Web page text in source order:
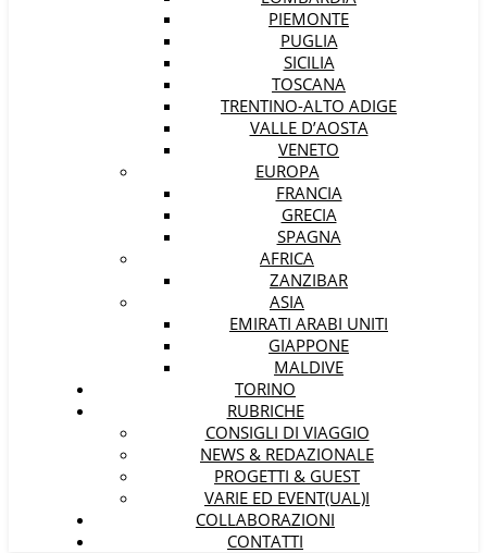
PIEMONTE
PUGLIA
SICILIA
TOSCANA
TRENTINO-ALTO ADIGE
VALLE D’AOSTA
VENETO
EUROPA
FRANCIA
GRECIA
SPAGNA
AFRICA
ZANZIBAR
ASIA
EMIRATI ARABI UNITI
GIAPPONE
MALDIVE
TORINO
RUBRICHE
CONSIGLI DI VIAGGIO
NEWS & REDAZIONALE
PROGETTI & GUEST
VARIE ED EVENT(UAL)I
COLLABORAZIONI
CONTATTI